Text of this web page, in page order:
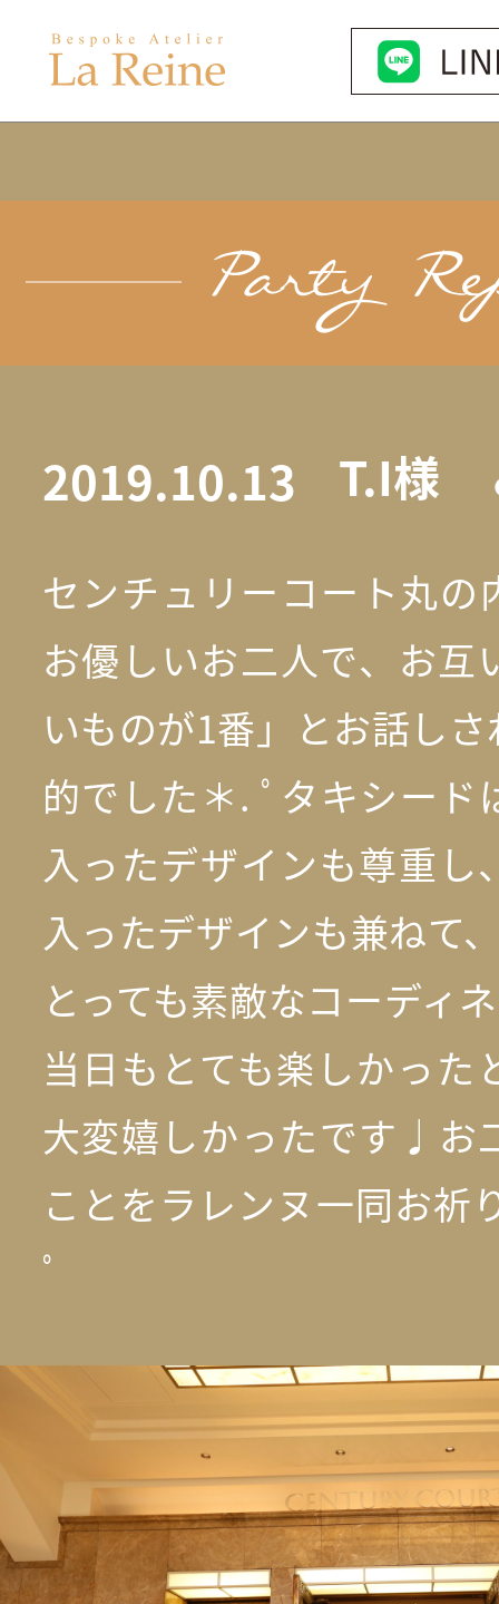
2019.10.13 T.I様
センチュリーコート丸
お優しいお二人で、お互
いものが1番」とお話し
的でした＊. ﾟタキシード
入ったデザインも尊重し
入ったデザインも兼ねて
とっても素敵なコーディ
当日もとても楽しかった
大変嬉しかったです♩お
ことをラレンヌ一同お祈
ﾟ